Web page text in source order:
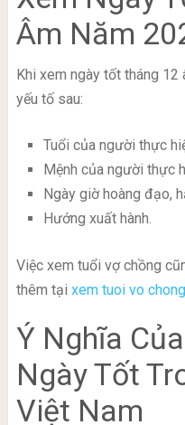
Âm Năm
Khi xem ngày tốt tháng
yếu tố sau:
Tuổi của người thực
Mệnh của người thực
Ngày giờ hoàng đạo,
Hướng xuất hành.
Việc xem tuổi vợ chồng
thêm tại xem tuoi vo
Ý Nghĩa
Ngày Tốt
Việt Nam